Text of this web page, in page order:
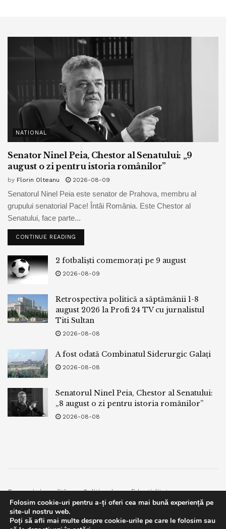
NATIONAL
Senator Ninel Peia, Chestor al Senatului: „9
august o zi pentru istoria românilor”
by Florin Olteanu 2026-08-09
Senatorul Ninel Peia este senator de Prahova, membru al
grupului senatorial Pace! Întâi România. Este Chestor al
Senatului, face parte...
CONTINUE READING
2 fotbaliști comemorați pe 9 august
2026-08-09
Retrospectiva politică a săptămânii 1-8
august 2026 la Profi 24 TV cu jurnalistul
Titi Sultan
2026-08-08
A fost odată Combinatul Siderurgic Galați
2026-08-08
Senatorul Ninel Peia, Chestor al Senatului:
„8 august o zi pentru istoria românilor”
2026-08-08
Termeni si conditii
Politica de confidentialitate
Facebook
Contact
© 2019bpnews- Business & Politics Newsbpnews.
Folosim cookie-uri pentru a-ți oferi cea mai bună experiență pe
site-ul nostru web.
Poți să afli mai multe despre cookie-urile pe care le folosim sau